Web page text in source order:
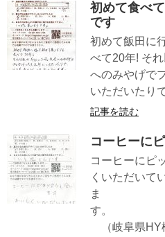
初めて食べ
です
初めて飯田に
べて20年! そ
へのみやげで
いただいたり
記事を読む
コーヒーに
コーヒーにピ
くいただいて
ま
（岐阜県